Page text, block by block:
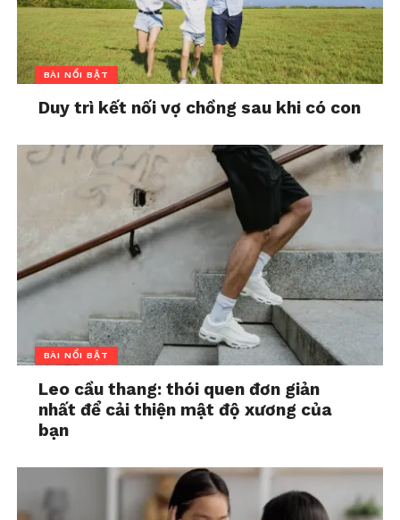
BÀI NỔI BẬT
Duy trì kết nối vợ chồng sau khi có con
BÀI NỔI BẬT
Leo cầu thang: thói quen đơn giản
nhất để cải thiện mật độ xương của
bạn